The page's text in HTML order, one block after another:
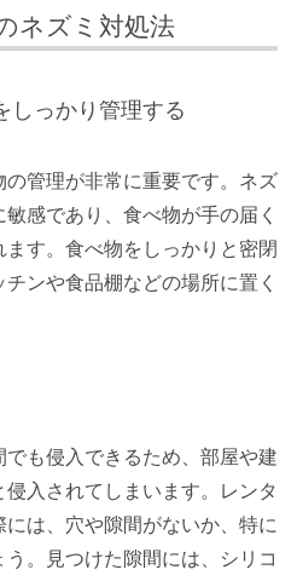
ネズミ対処法
しっかり管理する
管理が非常に重要です。ネズ
感であり、食べ物が手の届く
す。食べ物をしっかりと密閉
ンや食品棚などの場所に置く
も侵入できるため、部屋や建
入されてしまいます。レンタ
は、穴や隙間がないか、特に
。見つけた隙間には、シリコ